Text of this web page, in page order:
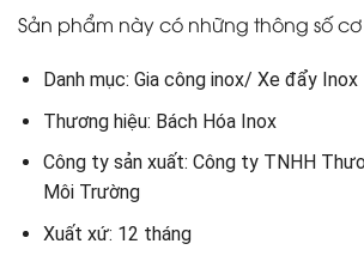
Sản phẩm này có những thông số
Danh mục: Gia công inox/ Xe đẩy Inox
Thương hiệu: Bách Hóa Inox
Công ty sản xuất: Công ty TNHH
Môi Trường
Xuất xứ: 12 tháng